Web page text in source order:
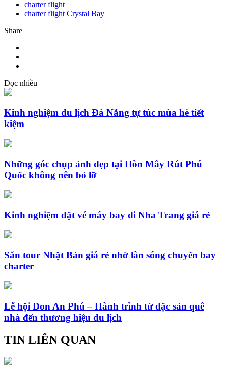
charter flight
charter flight Crystal Bay
Share
Đọc nhiều
Kinh nghiệm du lịch Đà Nẵng tự túc mùa hè tiết
kiệm
Những góc chụp ảnh đẹp tại Hòn Mây Rút Phú
Quốc không nên bỏ lỡ
Kinh nghiệm đặt vé máy bay đi Nha Trang giá rẻ
Săn tour Nhật Bản giá rẻ nhờ làn sóng chuyến bay
charter
Lễ hội Don An Phú – Hành trình từ đặc sản quê
nhà đến thương hiệu du lịch
TIN LIÊN QUAN